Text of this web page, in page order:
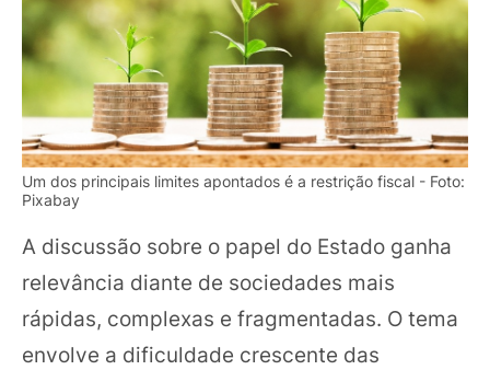
Um dos principais limites apontados é a restrição fiscal - Foto:
Pixabay
A discussão sobre o papel do Estado ganha
relevância diante de sociedades mais
rápidas, complexas e fragmentadas. O tema
envolve a dificuldade crescente das